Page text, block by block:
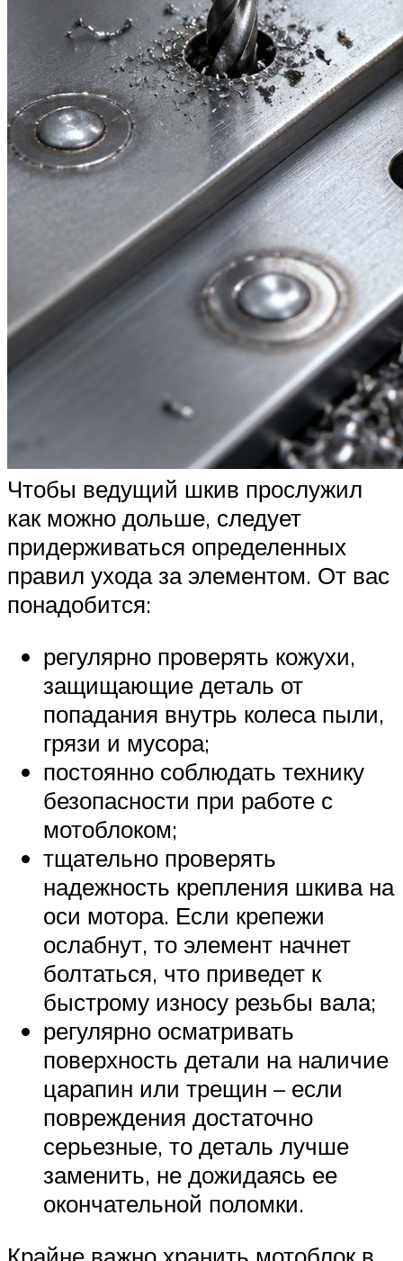
Чтобы ведущий шкив прослужил
как можно дольше, следует
придерживаться определенных
правил ухода за элементом. От вас
понадобится:
регулярно проверять кожухи,
защищающие деталь от
попадания внутрь колеса пыли,
грязи и мусора;
постоянно соблюдать технику
безопасности при работе с
мотоблоком;
тщательно проверять
надежность крепления шкива на
оси мотора. Если крепежи
ослабнут, то элемент начнет
болтаться, что приведет к
быстрому износу резьбы вала;
регулярно осматривать
поверхность детали на наличие
царапин или трещин – если
повреждения достаточно
серьезные, то деталь лучше
заменить, не дожидаясь ее
окончательной поломки.